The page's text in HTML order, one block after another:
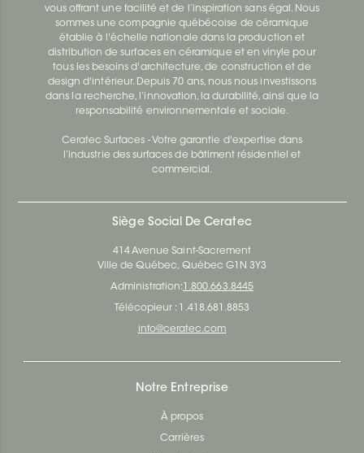
vous offrant une facilité et de l’inspiration sans égal. Nous
sommes une compagnie québécoise de céramique
établie à l'échelle nationale dans la production et
distribution de surfaces en céramique et en vinyle pour
tous les besoins d'architecture, de construction et de
design d'intérieur. Depuis 70 ans, nous nous investissons
dans la recherche, l’innovation, la durabilité, ainsi que la
responsabilité environnementale et sociale.
Ceratec Surfaces - Votre garantie d'expertise dans
l’industrie des surfaces de bâtiment résidentiel et
commercial.
Siège Social De Ceratec
414 Avenue Saint-Sacrement
Ville de Québec, Québec G1N 3Y3
Administration: 1.800.663.8445
Télécopieur : 1.418.681.8853
info@ceratec.com
Notre Entreprise
À propos
Carrières